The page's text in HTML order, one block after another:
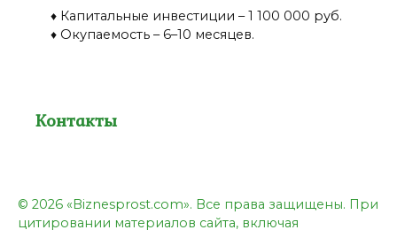
♦ Капитальные инвестиции – 1 100 000 руб.
♦ Окупаемость – 6–10 месяцев.
Контакты
© 2026 «Biznesprost.com». Все права защищены. При
цитировании материалов сайта, включая